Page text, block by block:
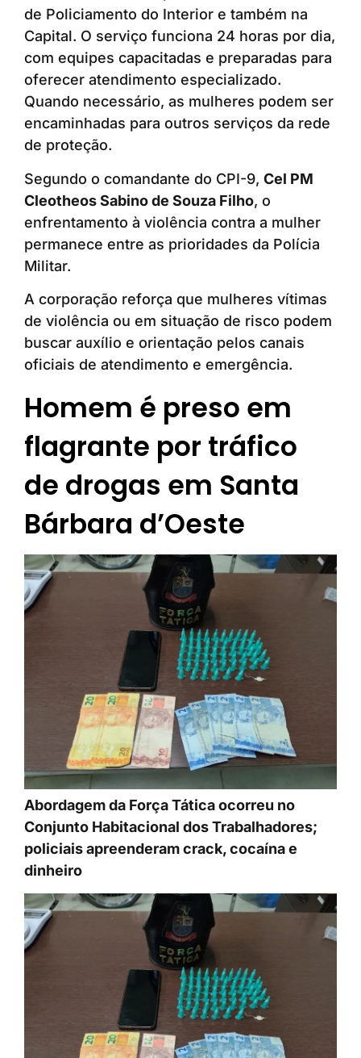
de Policiamento do Interior e também na
Capital. O serviço funciona 24 horas por dia,
com equipes capacitadas e preparadas para
oferecer atendimento especializado.
Quando necessário, as mulheres podem ser
encaminhadas para outros serviços da rede
de proteção.
Segundo o comandante do CPI-9, Cel PM
Cleotheos Sabino de Souza Filho, o
enfrentamento à violência contra a mulher
permanece entre as prioridades da Polícia
Militar.
A corporação reforça que mulheres vítimas
de violência ou em situação de risco podem
buscar auxílio e orientação pelos canais
oficiais de atendimento e emergência.
Homem é preso em
flagrante por tráfico
de drogas em Santa
Bárbara d’Oeste
Abordagem da Força Tática ocorreu no
Conjunto Habitacional dos Trabalhadores;
policiais apreenderam crack, cocaína e
dinheiro